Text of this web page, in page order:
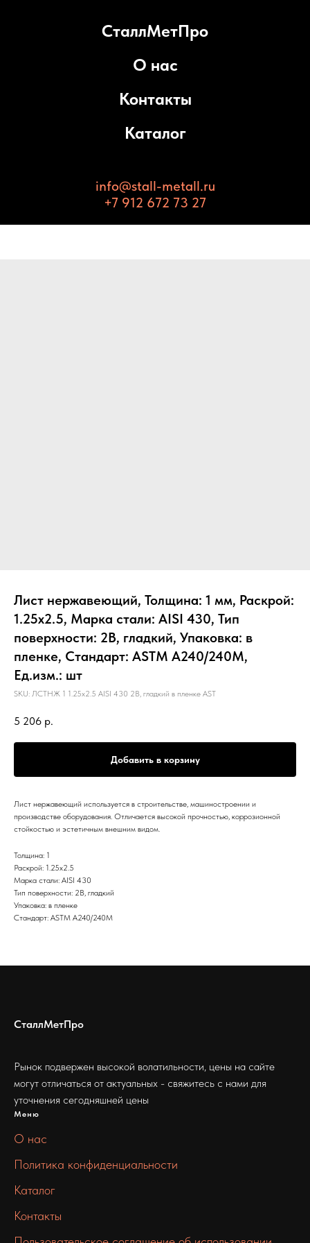
СталлМетПро
О нас
Контакты
Каталог
info@stall-metall.ru
+7 912 672 73 27
Лист нержавеющий, Толщина: 1 мм, Раскрой:
1.25х2.5, Марка стали: AISI 430, Тип
поверхности: 2B, гладкий, Упаковка: в
пленке, Стандарт: ASTM А240/240М,
Ед.изм.: шт
SKU: ЛСТНЖ 1 1.25х2.5 AISI 430 2B, гладкий в пленке AST
5 206 р.
Добавить в корзину
Лист нержавеющий используется в строительстве, машиностроении и
производстве оборудования. Отличается высокой прочностью, коррозионной
стойкостью и эстетичным внешним видом.
Толщина: 1
Раскрой: 1.25х2.5
Марка стали: AISI 430
Тип поверхности: 2B, гладкий
Упаковка: в пленке
Стандарт: ASTM А240/240М
СталлМетПро
Рынок подвержен высокой волатильности, цены на сайте
могут отличаться от актуальных - свяжитесь с нами для
уточнения сегодняшней цены
Меню
О нас
Политика конфиденциальности
Каталог
Контакты